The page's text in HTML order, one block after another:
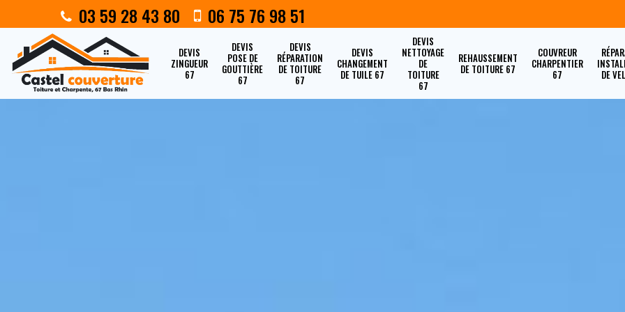
03 59 28 43 80 06 75 76 98 51
DEVIS
ZINGUEUR
67
DEVIS
POSE DE
GOUTTIÈRE
67
DEVIS
RÉPARATION
DE TOITURE
67
DEVIS
CHANGEMENT
DE TUILE 67
DEVIS
NETTOYAGE
DE
TOITURE
67
REHAUSSEMENT
DE TOITURE 67
COUVREUR
CHARPENTIER
67
DE